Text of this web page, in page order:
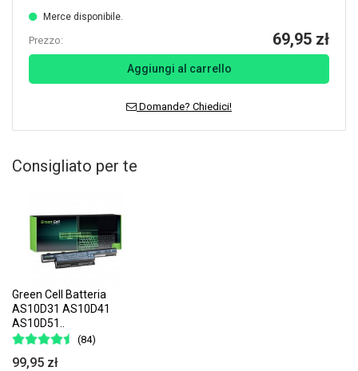
Merce disponibile.
Prezzo: 69,95 zł
Aggiungi al carrello
Domande? Chiedici!
Consigliato per te
Green Cell Batteria
AS10D31 AS10D41
AS10D51..
(84)
99,95 zł